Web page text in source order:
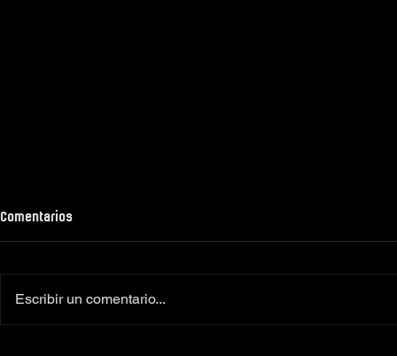
Comentarios
Escribir un comentario...